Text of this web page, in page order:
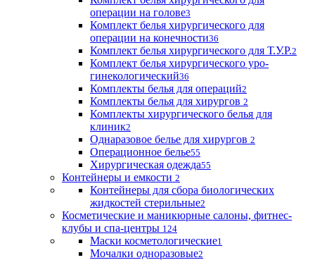
операции на голове3
Комплект белья хирургического для
операции на конечности36
Комплект белья хирургического для Т.У.Р.2
Комплект белья хирургического уро-
гинекологический36
Комплекты белья для операций2
Комплекты белья для хирургов 2
Комплекты хирургического белья для
клиник2
Однаразовое белье для хирургов 2
Операционное белье55
Хирургическая одежда55
Контейнеры и емкости 2
Контейнеры для сбора биологических
жидкостей стерильные2
Косметические и маникюрные салоны, фитнес-
клубы и спа-центры 124
Маски косметологические1
Мочалки одноразовые2